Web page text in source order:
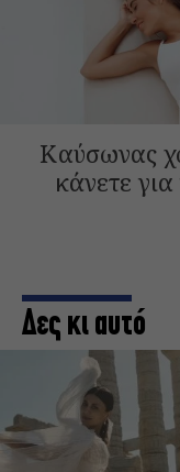
Καύσωνας
κάνετε
Δες κι αυτό